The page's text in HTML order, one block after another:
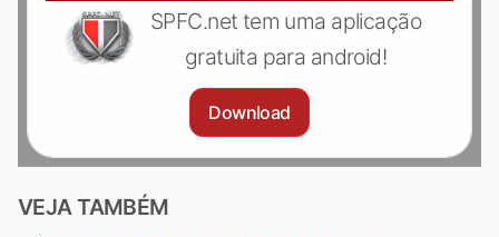
SPFC.net tem uma aplicação
gratuita para android!
Download
VEJA TAMBÉM